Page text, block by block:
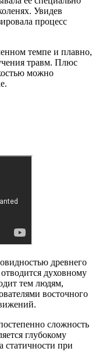
Увидев
процесс
темпе и плавно,
травм. Плюс
можно
древнего
духовному
тем людям,
восточного
сложность
глубокому
статичности при